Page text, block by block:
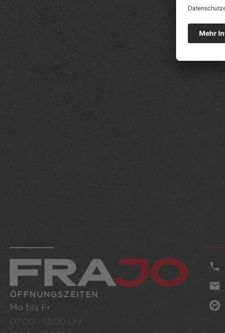
ÖFFNUNGSZEITEN
Mo bis Fr
07:00 - 12:00 Uhr